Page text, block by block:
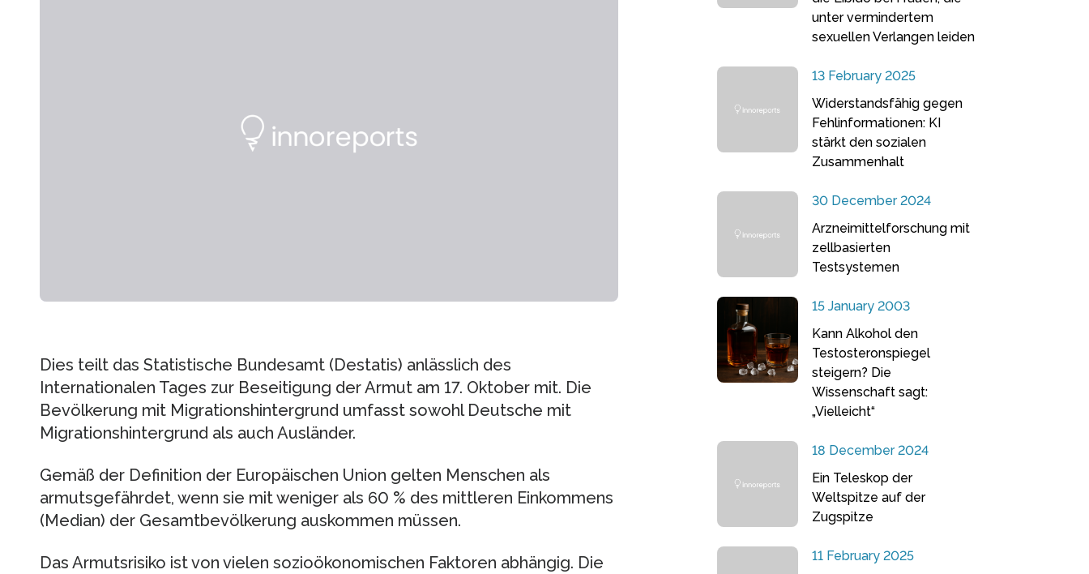
Dies teilt das Statistische Bundesamt (Destatis) anlässlich des
Internationalen Tages zur Beseitigung der Armut am 17. Oktober mit. Die
Bevölkerung mit Migrationshintergrund umfasst sowohl Deutsche mit
Migrationshintergrund als auch Ausländer.
Gemäß der Definition der Europäischen Union gelten Menschen als
armutsgefährdet, wenn sie mit weniger als 60 % des mittleren Einkommens
(Median) der Gesamtbevölkerung auskommen müssen.
Das Armutsrisiko ist von vielen sozioökonomischen Faktoren abhängig. Die
unter vermindertem
sexuellen Verlangen leiden
13 February 2025
Widerstandsfähig gegen
Fehlinformationen: KI
stärkt den sozialen
Zusammenhalt
30 December 2024
Arzneimittelforschung mit
zellbasierten
Testsystemen
15 January 2003
Kann Alkohol den
Testosteronspiegel
steigern? Die
Wissenschaft sagt:
„Vielleicht“
18 December 2024
Ein Teleskop der
Weltspitze auf der
Zugspitze
11 February 2025